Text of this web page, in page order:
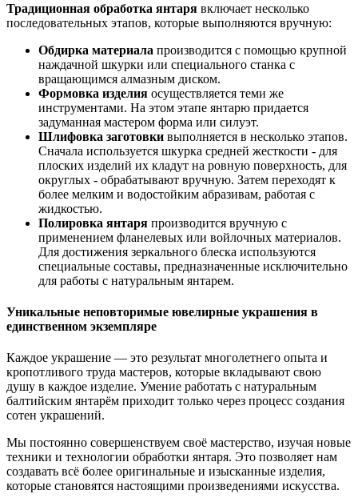
Традиционная обработка янтаря включает несколько
последовательных этапов, которые выполняются вручную:
Обдирка материала производится с помощью крупной
наждачной шкурки или специального станка с
вращающимся алмазным диском.
Формовка изделия осуществляется теми же
инструментами. На этом этапе янтарю придается
задуманная мастером форма или силуэт.
Шлифовка заготовки выполняется в несколько этапов.
Сначала используется шкурка средней жесткости - для
плоских изделий их кладут на ровную поверхность, для
округлых - обрабатывают вручную. Затем переходят к
более мелким и водостойким абразивам, работая с
жидкостью.
Полировка янтаря производится вручную с
применением фланелевых или войлочных материалов.
Для достижения зеркального блеска используются
специальные составы, предназначенные исключительно
для работы с натуральным янтарем.
Уникальные неповторимые ювелирные украшения в
единственном экземпляре
Каждое украшение — это результат многолетнего опыта и
кропотливого труда мастеров, которые вкладывают свою
душу в каждое изделие. Умение работать с натуральным
балтийским янтарём приходит только через процесс создания
сотен украшений.
Мы постоянно совершенствуем своё мастерство, изучая новые
техники и технологии обработки янтаря. Это позволяет нам
создавать всё более оригинальные и изысканные изделия,
которые становятся настоящими произведениями искусства.